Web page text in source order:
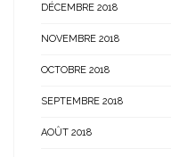
DÉCEMBRE 2018
NOVEMBRE 2018
OCTOBRE 2018
SEPTEMBRE 2018
AOÛT 2018